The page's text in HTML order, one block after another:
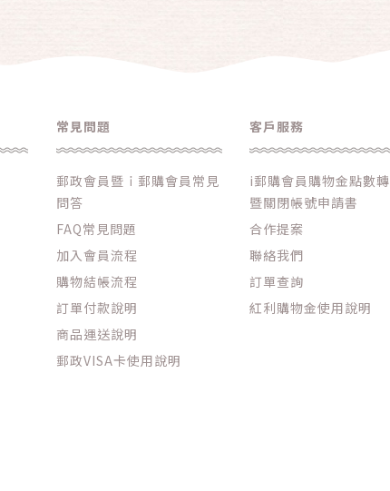
常見問題
郵政會員暨ｉ郵購會員常見
問答
FAQ常見問題
加入會員流程
購物結帳流程
訂單付款說明
商品運送說明
郵政VISA卡使用說明
客戶服務
i郵購會員購物金點數
暨關閉帳號申請書
合作提案
聯絡我們
訂單查詢
紅利購物金使用說明